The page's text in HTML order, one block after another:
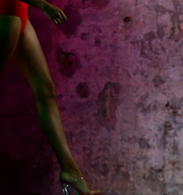
Altrecose
Mondiali calcio 2026